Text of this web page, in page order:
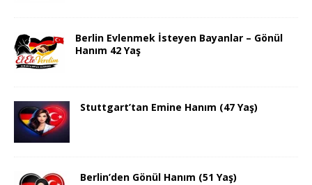
Berlin Evlenmek İsteyen Bayanlar – Gönül
Hanım 42 Yaş
Stuttgart’tan Emine Hanım (47 Yaş)
Berlin’den Gönül Hanım (51 Yaş)